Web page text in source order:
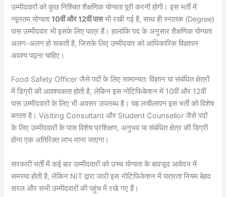
उम्मीदवारों को कुछ निश्चित शैक्षणिक योग्यता पूरी करनी होगी। इस भर्ती में
न्यूनतम योग्यता10वीं और 12वीं पासभी रखी गई है, साथ ही स्नातक (Degree)
पास उम्मीदवार भी इसके लिए पात्र हैं। हालांकि पद के अनुसार शैक्षणिक योग्यता
अलग-अलग हो सकती है, जिसके लिए उम्मीदवार को आधिकारिक विज्ञापन
अवश्य पढ़ना चाहिए।
Food Safety Officer जैसे पदों के लिए सामान्यत: विज्ञान या संबंधित क्षेत्रों
में डिग्री की आवश्यकता होती है, लेकिन इस नोटिफिकेशन में 10वीं और 12वीं
पास उम्मीदवारों के लिए भी अवसर उपलब्ध है। यह लचीलापन इस भर्ती को विशेष
बनाता है। Visiting Consultant और Student Counsellor जैसे पदों
के लिए उम्मीदवारों के पास विशेष प्रशिक्षण, अनुभव या संबंधित क्षेत्र की डिग्री
होना एक अतिरिक्त लाभ माना जाएगा।
सरकारी भर्ती में कई बार उम्मीदवारों को उच्च योग्यता के बावजूद आवेदन में
समस्या होती है, लेकिन NIT द्वारा जारी इस नोटिफिकेशन में पात्रता नियम बेहद
सरल और सभी उम्मीदवारों की पहुंच में रखे गए हैं।